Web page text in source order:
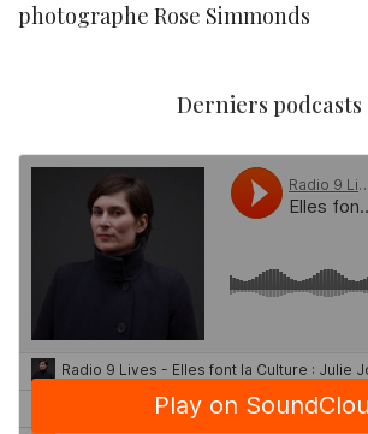
photographe Rose Simmonds
Derniers podcasts